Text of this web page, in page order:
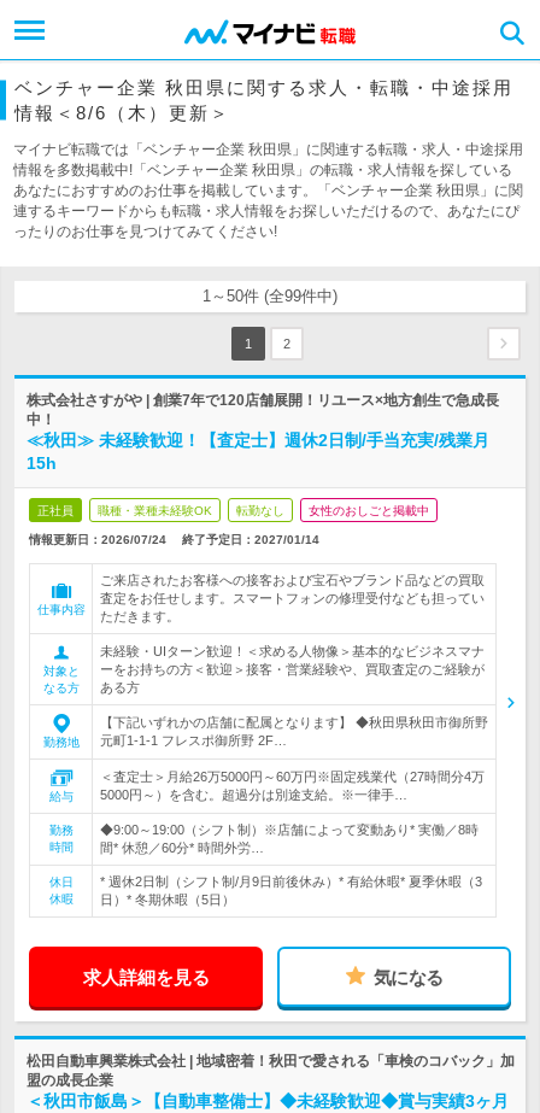
ベンチャー企業 秋田県に関する求人・転職・中途採用
情報＜8/6（木）更新＞
マイナビ転職では「ベンチャー企業 秋田県」に関連する転職・求人・中途採用
情報を多数掲載中!「ベンチャー企業 秋田県」の転職・求人情報を探している
あなたにおすすめのお仕事を掲載しています。「ベンチャー企業 秋田県」に関
連するキーワードからも転職・求人情報をお探しいただけるので、あなたにぴ
ったりのお仕事を見つけてみてください!
1～50件 (全99件中)
1 2
株式会社さすがや | 創業7年で120店舗展開！リユース×地方創生で急成長
中！
≪秋田≫ 未経験歓迎！【査定士】週休2日制/手当充実/残業月
15h
正社員 職種・業種未経験OK 転勤なし 女性のおしごと掲載中
情報更新日：2026/07/24 終了予定日： 2027/01/14
仕事内容
ご来店されたお客様への接客および宝石やブランド品などの買取
査定をお任せします。スマートフォンの修理受付なども担ってい
ただきます。
対象と
なる方
未経験・UIターン歓迎！＜求める人物像＞基本的なビジネスマナ
ーをお持ちの方＜歓迎＞接客・営業経験や、買取査定のご経験が
ある方
勤務地
【下記いずれかの店舗に配属となります】 ◆秋田県秋田市御所野
元町1-1-1 フレスポ御所野 2F…
給与
＜査定士＞月給26万5000円～60万円※固定残業代（27時間分4万
5000円～）を含む。超過分は別途支給。※一律手…
勤務
時間
◆9:00～19:00（シフト制）※店舗によって変動あり* 実働／8時
間* 休憩／60分* 時間外労…
休日
休暇
* 週休2日制（シフト制/月9日前後休み）* 有給休暇* 夏季休暇（3
日）* 冬期休暇（5日）
求人詳細を見る 気になる
松田自動車興業株式会社 | 地域密着！秋田で愛される「車検のコバック」加
盟の成長企業
＜秋田市飯島＞【自動車整備士】◆未経験歓迎◆賞与実績3ヶ月